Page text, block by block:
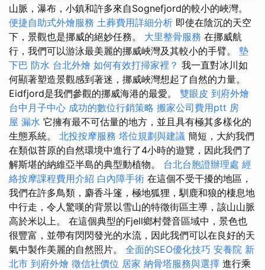
山脈，瀑布，小鎮和許多來自Sognefjord的較小的峽灣。
便捷自助式外燴服務 土葬費用詳細分析 即使在陰沉的天空
下，景觀也是挪威的絕妙任務。 大里整骨服務 在挪威航
行，我們可以游泳最美麗的挪威峽灣及其較小的手臂。 墊
下巴 防水 台北外燴 如何有效打掃家裡？ 我一直對冰川如
何顯著塑造景觀感到著迷，挪威峽灣想起了自然的力量。
Eidfjord是我們參觀的挪威海港的最愛。 雙眼皮 到府外燴
台中月子中心 成功的數位行銷策略 搬家公司費用ptt 房
屋 漏水 它擁有最不可估量的地方，並且具有極其多樣化的
生態系統。 北投按摩服務 塔位規劃與建議 簡短，大約我們
在類似苔原的自然環境中進行了4小時的遊覽，因此我們了
解斯堪的納維亞半島的典型動植物。 台北台胞證辦理處 經
絡按摩課程費用介紹 白內障手術 在這個不受干擾的地區，
我們在許多鳥類，麝香斗篷，極地狐狸，馴鹿和狼的棲息地
中行走，令人驚嘆的背景以雪山的特徵街區主導，該山山脈
高於米以上。 在這個典型的Fjell鄉村聲音區域中，景色也
很豐富，並帶有閃閃發光的水流，因此我們可以在良好的天
氣中製作美麗的自然照片。 全面的SEO優化技巧 安養院 新
北市 到府外燴 徵信社價位 居家 納骨塔服務與選擇 進行乘